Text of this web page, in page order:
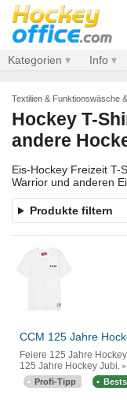
Kategorien Info
Textilien & Funktionswäsche
Hockey T-
andere
Eis-Hockey Freizeit T-
Warrior und anderen
Produkte filtern
CCM 125 Jahre
Feiere 125 Jahre
125 Jahre Hockey Jubi.
Profi-Tipp